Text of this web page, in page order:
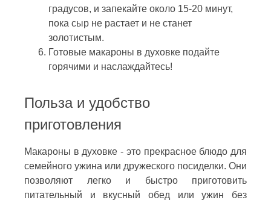
градусов, и запекайте около 15-20 минут,
пока сыр не растает и не станет
золотистым.
Готовые макароны в духовке подайте
горячими и наслаждайтесь!
Польза и удобство
приготовления
Макароны в духовке - это прекрасное блюдо для
семейного ужина или дружеского посиделки. Они
позволяют легко и быстро приготовить
питательный и вкусный обед или ужин без